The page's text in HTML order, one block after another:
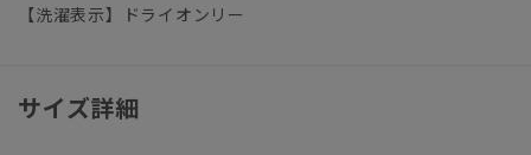
【洗濯表示】ドライオンリー
サイズ詳細